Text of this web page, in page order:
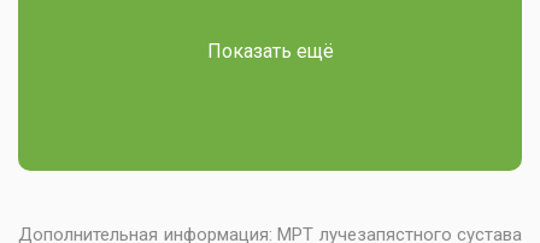
Показать ещё
Дополнительная информация: МРТ лучезапястного сустава